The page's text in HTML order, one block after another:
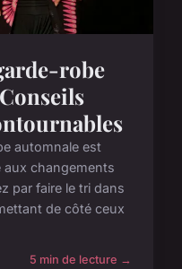
robe
automnale est
aux changements
par faire le tri dans
de côté ceux
5 min de lecture →